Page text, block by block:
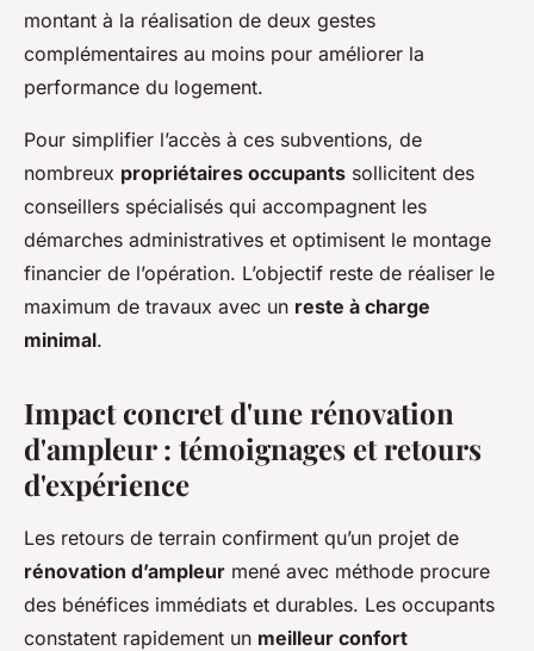
montant à la réalisation de deux gestes
complémentaires au moins pour améliorer la
performance du logement.
Pour simplifier l’accès à ces subventions, de
nombreux propriétaires occupants sollicitent des
conseillers spécialisés qui accompagnent les
démarches administratives et optimisent le montage
financier de l’opération. L’objectif reste de réaliser le
maximum de travaux avec un reste à charge
minimal.
Impact concret d'une rénovation
d'ampleur : témoignages et retours
d'expérience
Les retours de terrain confirment qu’un projet de
rénovation d’ampleur mené avec méthode procure
des bénéfices immédiats et durables. Les occupants
constatent rapidement un meilleur confort